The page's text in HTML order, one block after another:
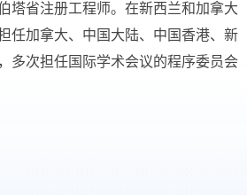
塔省注册工程师。在新西兰和加拿大
任加拿大、中国大陆、中国香港、新
多次担任国际学术会议的程序委员会